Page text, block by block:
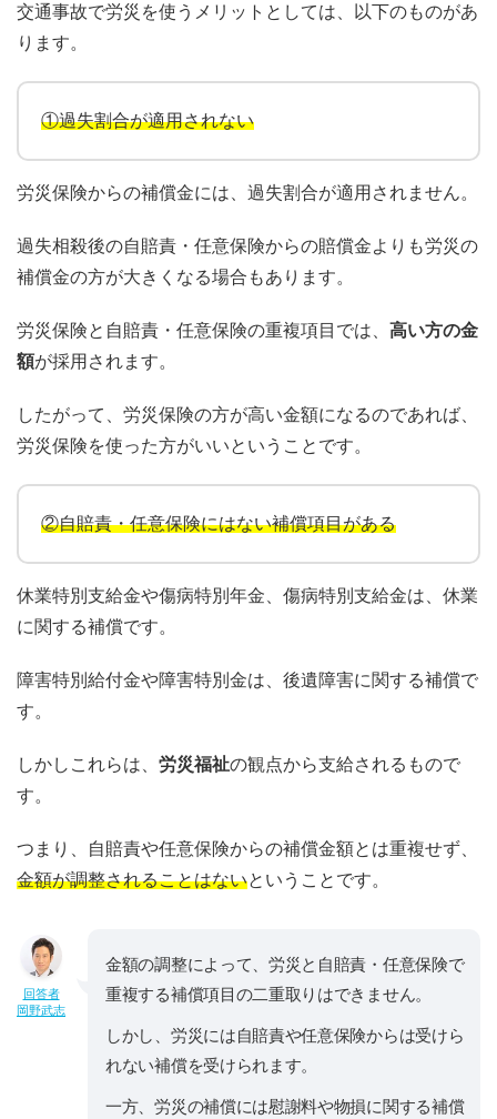
交通事故で労災を使うメリットとしては、以下のものがあ
ります。
①過失割合が適用されない
労災保険からの補償金には、過失割合が適用されません。
過失相殺後の自賠責・任意保険からの賠償金よりも労災の
補償金の方が大きくなる場合もあります。
労災保険と自賠責・任意保険の重複項目では、 高い方の金
額が採用されます。
したがって、労災保険の方が高い金額になるのであれば、
労災保険を使った方がいいということです。
②自賠責・任意保険にはない補償項目がある
休業特別支給金や傷病特別年金、傷病特別支給金は、休業
に関する補償です。
障害特別給付金や障害特別金は、後遺障害に関する補償で
す。
しかしこれらは、 労災福祉の観点から支給されるもので
す。
つまり、自賠責や任意保険からの補償金額とは重複せず、
金額が調整されることはないということです。
回答者
岡野武志
金額の調整によって、労災と自賠責・任意保険で
重複する補償項目の二重取りはできません。
しかし、労災には自賠責や任意保険からは受けら
れない補償を受けられます。
一方、労災の補償には慰謝料や物損に関する補償